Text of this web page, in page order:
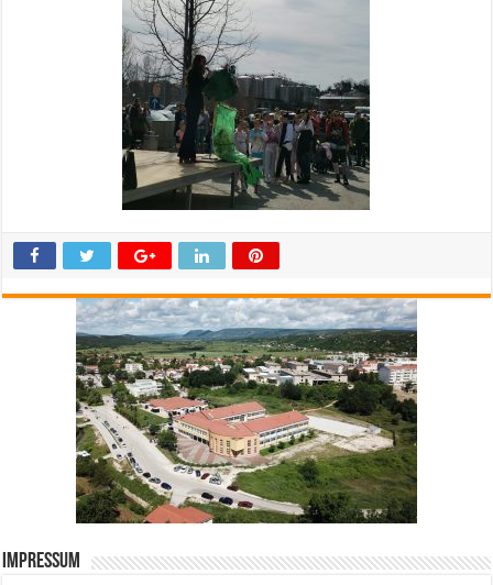
Impressum